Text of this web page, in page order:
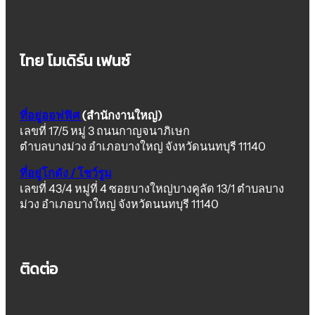
ไทย โมเดิร์น เฟนซ์
ที่อยู่ออฟฟิศ(สำนักงานใหญ่)
เลขที่ 17/5 หมู่ 3 ถนนกาญจนาภิเษก
ตำบลบางม่วง อำเภอบางใหญ่ จังหวัดนนทบุรี 11140
ที่อยู่โกดัง / โชว์รูม
เลขที่ 43/4 หมู่ที่ 4 ซอยบางใหญ่บางคูลัด 13/1 ตำบลบาง
ม่วง อำเภอบางใหญ่ จังหวัดนนทบุรี 11140
ติดต่อ